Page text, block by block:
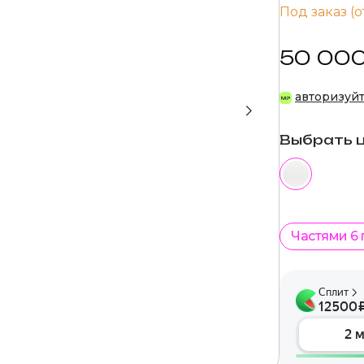
Под заказ
50
Выбрать
Частями 6